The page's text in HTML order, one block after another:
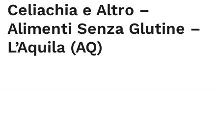
Celiachia e Altro –
Alimenti Senza Glutine –
L’Aquila (AQ)